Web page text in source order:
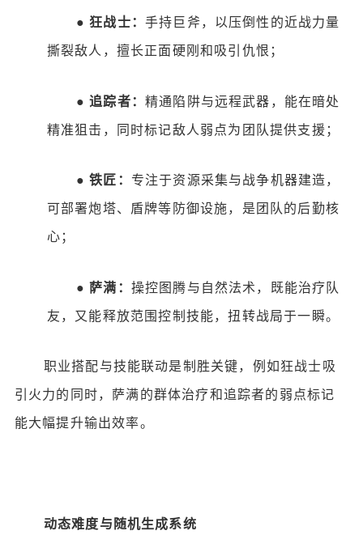
● 狂战士： 手持巨斧，以压倒性的近战力量
撕裂敌人，擅长正面硬刚和吸引仇恨；
● 追踪者： 精通陷阱与远程武器，能在暗处
精准狙击，同时标记敌人弱点为团队提供支援；
● 铁匠： 专注于资源采集与战争机器建造，
可部署炮塔、盾牌等防御设施，是团队的后勤核
心；
● 萨满： 操控图腾与自然法术，既能治疗队
友，又能释放范围控制技能，扭转战局于一瞬。
职业搭配与技能联动是制胜关键，例如狂战士吸
引火力的同时，萨满的群体治疗和追踪者的弱点标记
能大幅提升输出效率。
动态难度与随机生成系统